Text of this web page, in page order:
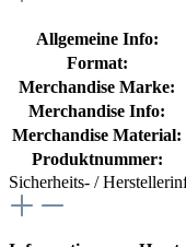
Allgemeine Info:
Format:
Merchandise Marke:
Merchandise Info:
Merchandise Material:
Produktnummer:
Sicherheits- /